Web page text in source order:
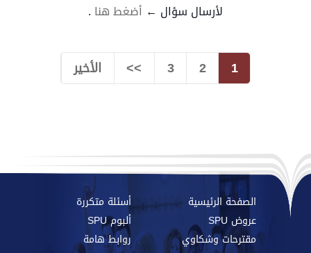
لأرسال سؤال ← أضغط هنا .
1
2
3
>> الأخير
الصفحة الرئيسية
أسئلة متكررة
عروض SPU
ألبوم SPU
مقترحات وشكاوي
روابط هامة